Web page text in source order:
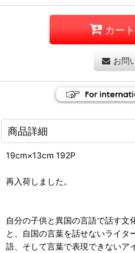
カー
お問
商品詳細
19cm×13cm 192P
再入荷しました。
自分の子供と異国の言語で話す文
と、自国の言葉を話せないライタ
語、そして言葉で表現できないア